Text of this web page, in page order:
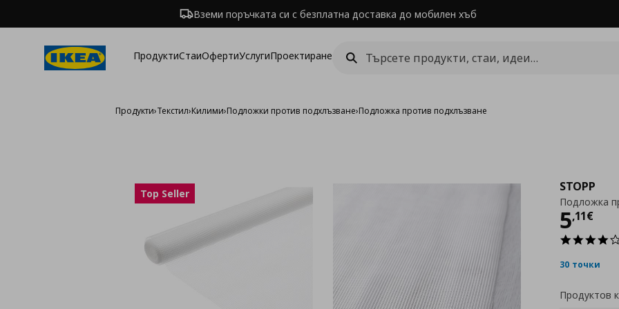
Вземи поръчката си с безплатна доставка до мобилен хъб
ПродуктиСтаиОфертиУслугиПроектиране
Продукти›Текстил›Килими›Подложки против подхлъзване›Подложка против подхлъзване
Top Seller STOPP
Подложка
5,11€
30 точки
Продуктов